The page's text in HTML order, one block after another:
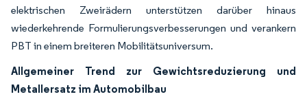
elektrischen Zweirädern unterstützen darüber hinaus
wiederkehrende Formulierungsverbesserungen und verankern
PBT in einem breiteren Mobilitätsuniversum.
Allgemeiner Trend zur Gewichtsreduzierung und
Metallersatz im Automobilbau